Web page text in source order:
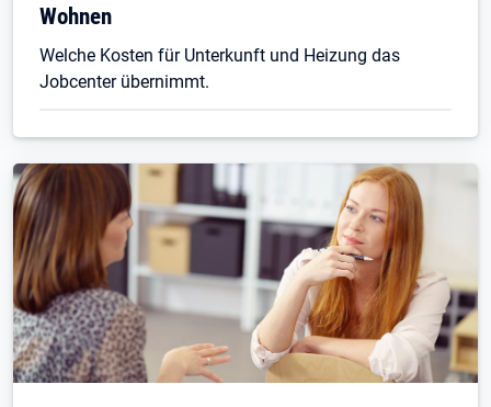
Wohnen
Welche Kosten für Unterkunft und Heizung das
Jobcenter übernimmt.